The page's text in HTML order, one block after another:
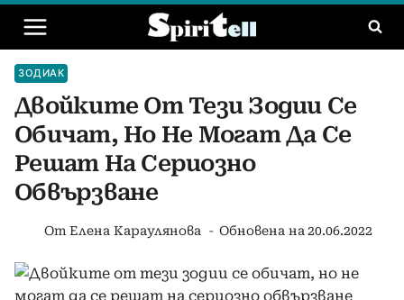
Към
съдържанието
ЗОДИАК
Двойките От Тези Зодии Се
Обичат, Но Не Могат Да Се
Решат На Сериозно
Обвързване
От Елена Караулянова Обновена на 20.06.2022